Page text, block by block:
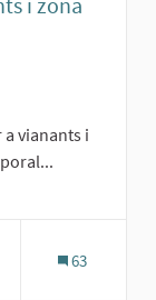
a vianants i
63